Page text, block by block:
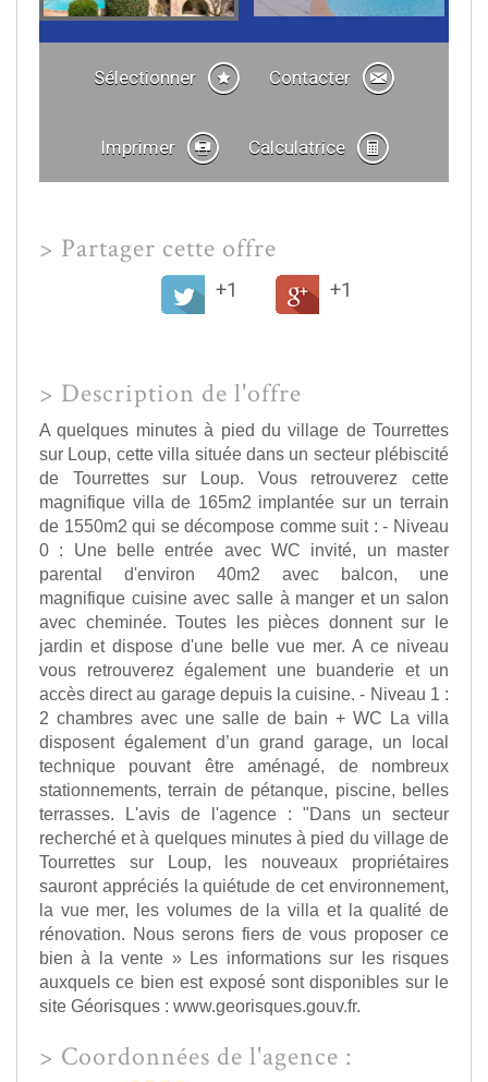
Sélectionner Contacter
Imprimer Calculatrice
> Partager cette offre
+1 +1
> Description de l'offre
A quelques minutes à pied du village de Tourrettes
sur Loup, cette villa située dans un secteur plébiscité
de Tourrettes sur Loup. Vous retrouverez cette
magnifique villa de 165m2 implantée sur un terrain
de 1550m2 qui se décompose comme suit : - Niveau
0 : Une belle entrée avec WC invité, un master
parental d'environ 40m2 avec balcon, une
magnifique cuisine avec salle à manger et un salon
avec cheminée. Toutes les pièces donnent sur le
jardin et dispose d'une belle vue mer. A ce niveau
vous retrouverez également une buanderie et un
accès direct au garage depuis la cuisine. - Niveau 1 :
2 chambres avec une salle de bain + WC La villa
disposent également d’un grand garage, un local
technique pouvant être aménagé, de nombreux
stationnements, terrain de pétanque, piscine, belles
terrasses. L'avis de l'agence : "Dans un secteur
recherché et à quelques minutes à pied du village de
Tourrettes sur Loup, les nouveaux propriétaires
sauront appréciés la quiétude de cet environnement,
la vue mer, les volumes de la villa et la qualité de
rénovation. Nous serons fiers de vous proposer ce
bien à la vente » Les informations sur les risques
auxquels ce bien est exposé sont disponibles sur le
site Géorisques : www.georisques.gouv.fr.
> Coordonnées de l'agence :